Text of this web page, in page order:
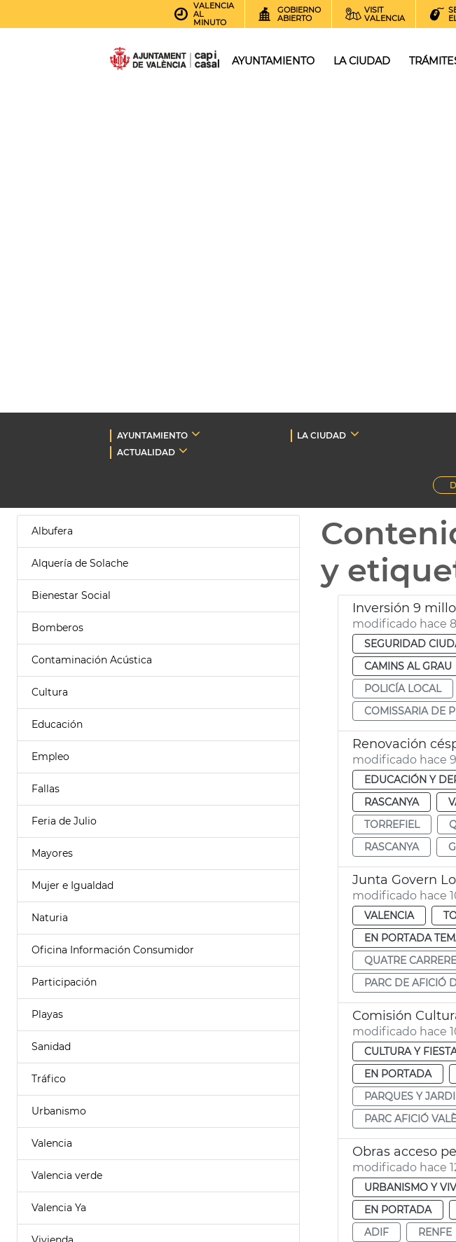
VALENCIA
AL
MINUTO
GOBIERNO
ABIERTO
VISIT
VALENCIA
AYUNTAMIENTO LA CIUDAD
AYUNTAMIENTO LA CIUDAD
ACTUALIDAD
Albufera
Alquería de Solache
Bienestar Social
Bomberos
Contaminación Acústica
Cultura
Educación
Empleo
Fallas
Feria de Julio
Mayores
Mujer e Igualdad
Naturia
Oficina Información Consumidor
Participación
Playas
Sanidad
Tráfico
Urbanismo
Valencia
Valencia verde
Valencia Ya
y
Inversión 9
modificado hace
SEGURIDAD
CAMINS AL GRAU
POLICÍA LOCAL
COMISSARIA DE
Renovación
modificado hace
EDUCACIÓN Y
RASCANYA
TORREFIEL
RASCANYA
Junta Govern
modificado hace
VALENCIA
EN PORTADA
QUATRE
PARC DE AFICIÓ
Comisión
modificado hace
CULTURA Y
EN PORTADA
PARQUES Y
PARC AFICIÓ
Obras acceso
modificado hace
URBANISMO Y
EN PORTADA
ADIF
RENFE